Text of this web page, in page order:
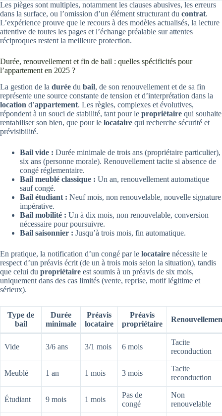
Les pièges sont multiples, notamment les clauses abusives, les erreurs
dans la surface, ou l’omission d’un élément structurant du contrat.
L’expérience prouve que le recours à des modèles actualisés, la lecture
attentive de toutes les pages et l’échange préalable sur attentes
réciproques restent la meilleure protection.
Durée, renouvellement et fin de bail : quelles spécificités pour
l’appartement en 2025 ?
La gestion de la durée du bail, de son renouvellement et de sa fin
représente une source constante de tension et d’interprétation dans la
location d’appartement. Les règles, complexes et évolutives,
répondent à un souci de stabilité, tant pour le propriétaire qui souhaite
rentabiliser son bien, que pour le locataire qui recherche sécurité et
prévisibilité.
Bail vide : Durée minimale de trois ans (propriétaire particulier),
six ans (personne morale). Renouvellement tacite si absence de
congé réglementaire.
Bail meublé classique : Un an, renouvellement automatique
sauf congé.
Bail étudiant : Neuf mois, non renouvelable, nouvelle signature
impérative.
Bail mobilité : Un à dix mois, non renouvelable, conversion
nécessaire pour poursuivre.
Bail saisonnier : Jusqu’à trois mois, fin automatique.
En pratique, la notification d’un congé par le locataire nécessite le
respect d’un préavis écrit (de un à trois mois selon la situation), tandis
que celui du propriétaire est soumis à un préavis de six mois,
uniquement dans des cas limités (vente, reprise, motif légitime et
sérieux).
Type de
bail
Durée
minimale
Préavis
locataire
Préavis
propriétaire
Vide 3/6 ans 3/1 mois 6 mois
Tacite
reconduction
Meublé 1 an 1 mois 3 mois
Tacite
reconduction
Étudiant 9 mois 1 mois
Pas de
congé
Non
renouvelable